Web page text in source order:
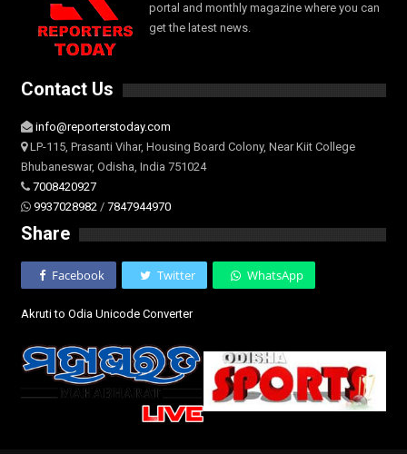
portal and monthly magazine where you can
get the latest news.
Contact Us
info@reporterstoday.com
LP-115, Prasanti Vihar, Housing Board Colony, Near Kiit College
Bhubaneswar, Odisha, India 751024
7008420927
9937028982 / 7847944970
Share
Facebook Twitter WhatsApp
Akruti to Odia Unicode Converter